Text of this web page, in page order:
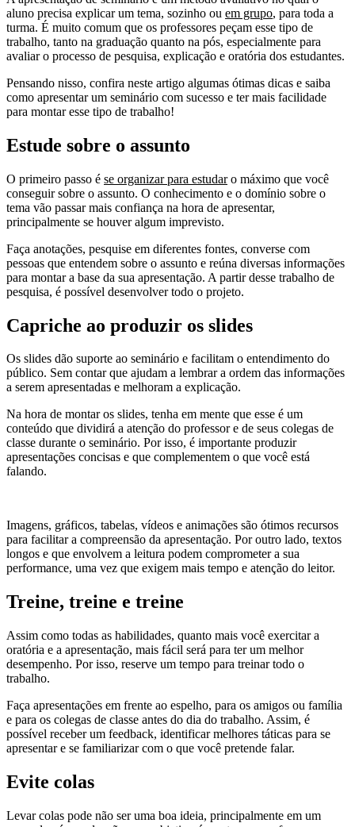
aluno precisa explicar um tema, sozinho ou em grupo, para toda a
turma. É muito comum que os professores peçam esse tipo de
trabalho, tanto na graduação quanto na pós, especialmente para
avaliar o processo de pesquisa, explicação e oratória dos estudantes.
Pensando nisso, confira neste artigo algumas ótimas dicas e saiba
como apresentar um seminário com sucesso e ter mais facilidade
para montar esse tipo de trabalho!
Estude sobre o assunto
O primeiro passo é se organizar para estudaro máximo que você
conseguir sobre o assunto. O conhecimento e o domínio sobre o
tema vão passar mais confiança na hora de apresentar,
principalmente se houver algum imprevisto.
Faça anotações, pesquise em diferentes fontes, converse com
pessoas que entendem sobre o assunto e reúna diversas informações
para montar a base da sua apresentação. A partir desse trabalho de
pesquisa, é possível desenvolver todo o projeto.
Capriche ao produzir os slides
Os slides dão suporte ao seminário e facilitam o entendimento do
público. Sem contar que ajudam a lembrar a ordem das informações
a serem apresentadas e melhoram a explicação.
Na hora de montar os slides, tenha em mente que esse é um
conteúdo que dividirá a atenção do professor e de seus colegas de
classe durante o seminário. Por isso, é importante produzir
apresentações concisas e que complementem o que você está
falando.
Imagens, gráficos, tabelas, vídeos e animações são ótimos recursos
para facilitar a compreensão da apresentação. Por outro lado, textos
longos e que envolvem a leitura podem comprometer a sua
performance, uma vez que exigem mais tempo e atenção do leitor.
Treine, treine e treine
Assim como todas as habilidades, quanto mais você exercitar a
oratória e a apresentação, mais fácil será para ter um melhor
desempenho. Por isso, reserve um tempo para treinar todo o
trabalho.
Faça apresentações em frente ao espelho, para os amigos ou família
e para os colegas de classe antes do dia do trabalho. Assim, é
possível receber um feedback, identificar melhores táticas para se
apresentar e se familiarizar com o que você pretende falar.
Evite colas
Levar colas pode não ser uma boa ideia, principalmente em um